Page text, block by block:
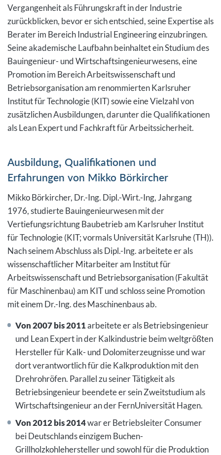
Vergangenheit als Führungskraft in der Industrie
zurückblicken, bevor er sich entschied, seine Expertise als
Berater im Bereich Industrial Engineering einzubringen.
Seine akademische Laufbahn beinhaltet ein Studium des
Bauingenieur- und Wirtschaftsingenieurwesens, eine
Promotion im Bereich Arbeitswissenschaft und
Betriebsorganisation am renommierten Karlsruher
Institut für Technologie (KIT) sowie eine Vielzahl von
zusätzlichen Ausbildungen, darunter die Qualifikationen
als Lean Expert und Fachkraft für Arbeitssicherheit.
Ausbildung, Qualifikationen und
Erfahrungen von Mikko Börkircher
Mikko Börkircher, Dr.-Ing. Dipl.-Wirt.-Ing, Jahrgang
1976, studierte Bauingenieurwesen mit der
Vertiefungsrichtung Baubetrieb am Karlsruher Institut
für Technologie (KIT; vormals Universität Karlsruhe (TH)).
Nach seinem Abschluss als Dipl.-Ing. arbeitete er als
wissenschaftlicher Mitarbeiter am Institut für
Arbeitswissenschaft und Betriebsorganisation (Fakultät
für Maschinenbau) am KIT und schloss seine Promotion
mit einem Dr.-Ing. des Maschinenbaus ab.
Von 2007 bis 2011arbeitete er als Betriebsingenieur
und Lean Expert in der Kalkindustrie beim weltgrößten
Hersteller für Kalk- und Dolomiterzeugnisse und war
dort verantwortlich für die Kalkproduktion mit den
Drehrohröfen. Parallel zu seiner Tätigkeit als
Betriebsingenieur beendete er sein Zweitstudium als
Wirtschaftsingenieur an der FernUniversität Hagen.
Von 2012 bis 2014war er Betriebsleiter Consumer
bei Deutschlands einzigem Buchen-
Grillholzkohlehersteller und sowohl für die Produktion